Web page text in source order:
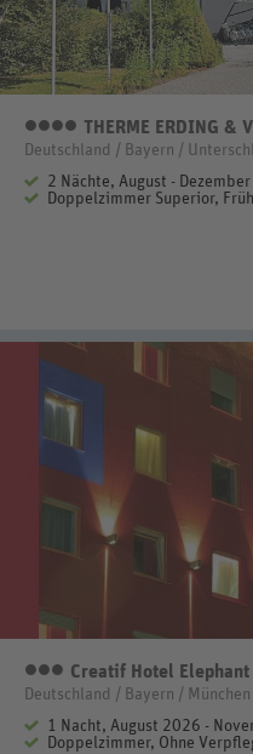
4 Sterne
THERME ERDING &
Deutschland / Bayern /
2 Nächte, August -
Doppelzimmer Superior,
3 Sterne
Creatif Hotel Elephant
Deutschland / Bayern / München
1 Nacht, August 2026 -
Doppelzimmer, Ohne